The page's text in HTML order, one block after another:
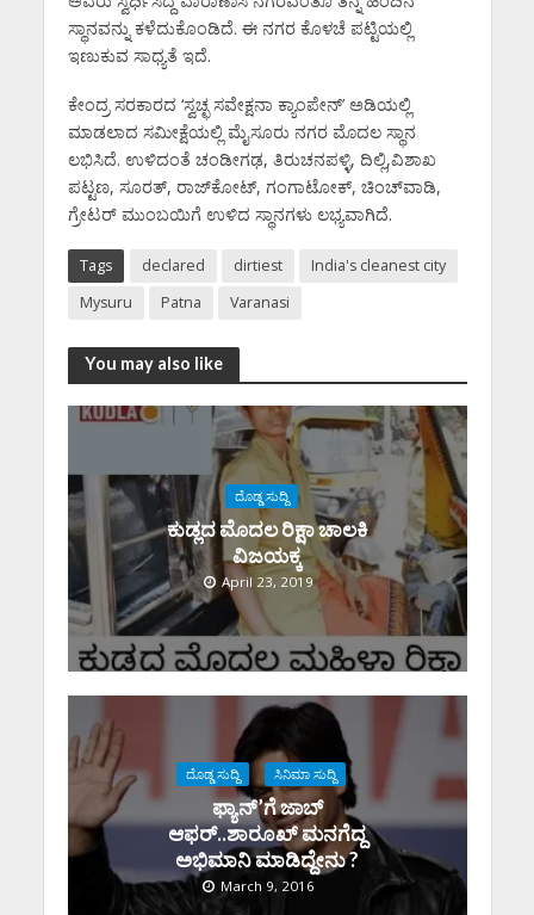
ಸ್ಥಾನವನ್ನು ಕಳೆದುಕೊಂಡಿದೆ. ಈ ನಗರ ಕೊಳಚೆ ಪಟ್ಟಿಯಲ್ಲಿ
ಇಣುಕುವ ಸಾಧ್ಯತೆ ಇದೆ.
ಕೇಂದ್ರ ಸರಕಾರದ ‘ಸ್ವಚ್ಛ ಸವೇಕ್ಷನಾ ಕ್ಯಾಂಪೇನ್’ ಅಡಿಯಲ್ಲಿ
ಮಾಡಲಾದ ಸಮೀಕ್ಷೆಯಲ್ಲಿ ಮೈಸೂರು ನಗರ ಮೊದಲ ಸ್ಥಾನ
ಲಭಿಸಿದೆ. ಉಳಿದಂತೆ ಚಂಡೀಗಢ, ತಿರುಚನಪಳ್ಳಿ, ದಿಲ್ಲಿ,ವಿಶಾಖ
ಪಟ್ಟಣ, ಸೂರತ್, ರಾಜ್‌ಕೋಟ್, ಗಂಗಾಟೋಕ್, ಚಿಂಚ್‌ವಾಡಿ,
ಗ್ರೇಟರ್ ಮುಂಬಯಿಗೆ ಉಳಿದ ಸ್ಥಾನಗಳು ಲಭ್ಯವಾಗಿದೆ.
Tags declared dirtiest
India's cleanest city
Mysuru
Patna Varanasi
You may also like
ದೊಡ್ಡ ಸುದ್ದಿ
ಕುಡ್ಲದ ಮೊದಲ ರಿಕ್ಷಾ ಚಾಲಕಿ‌
ವಿಜಯಕ್ಕ
April 23, 2019
ದೊಡ್ಡ ಸುದ್ದಿ ಸಿನಿಮಾ ಸುದ್ದಿ
ಫ್ಯಾನ್’ಗೆ ಜಾಬ್
ಆಫರ್..ಶಾರೂಖ್ ಮನಗೆದ್ದ
ಅಭಿಮಾನಿ ಮಾಡಿದ್ದೇನು ?
March 9, 2016